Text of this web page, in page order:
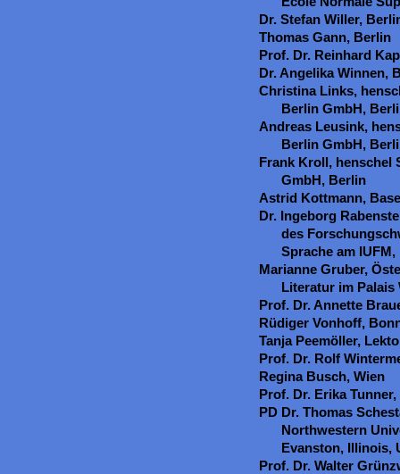
Dr. Stefan Willer,
Thomas Gann, Berlin
Prof. Dr. Reinhard
Dr. Angelika Winnen,
Christina Links,
Berlin GmbH,
Andreas Leusink,
Berlin GmbH,
Frank Kroll, henschel
GmbH, Berlin
Astrid Kottmann,
Dr. Ingeborg
des
Sprache am IUFM,
Marianne Gruber,
Literatur im Palais
Prof. Dr. Annette
Rüdiger Vonhoff,
Tanja Peemöller,
Prof. Dr. Rolf
Regina Busch, Wien
Prof. Dr. Erika
PD Dr. Thomas
Northwestern
Evanston, Illinois,
Prof. Dr. Walter